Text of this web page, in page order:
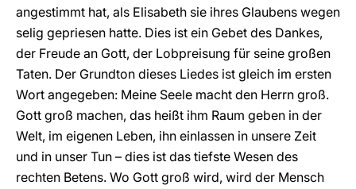
angestimmt hat, als Elisabeth sie ihres Glaubens wegen
selig gepriesen hatte. Dies ist ein Gebet des Dankes,
der Freude an Gott, der Lobpreisung für seine großen
Taten. Der Grundton dieses Liedes ist gleich im ersten
Wort angegeben: Meine Seele macht den Herrn groß.
Gott groß machen, das heißt ihm Raum geben in der
Welt, im eigenen Leben, ihn einlassen in unsere Zeit
und in unser Tun – dies ist das tiefste Wesen des
rechten Betens. Wo Gott groß wird, wird der Mensch